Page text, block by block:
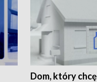
Dom, który chcę